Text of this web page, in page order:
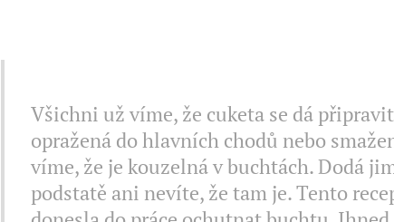
Všichni už víme, že cuketa se dá
opražená do hlavních chodů nebo
víme, že je kouzelná v buchtách. Dodá
podstatě ani nevíte, že tam je. Tento